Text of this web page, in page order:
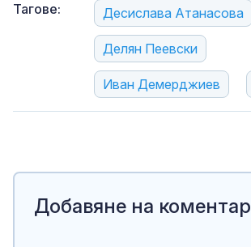
Тагове: Десислава Атанасова
Делян Пеевски
Иван Демерджиев
Добавяне на коментар